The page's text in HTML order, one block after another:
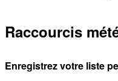
Raccourcis
Enregistrez votre liste